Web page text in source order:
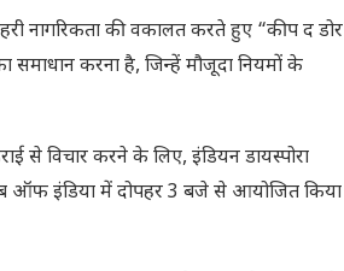
नागरिकता की वकालत करते हुए “कीप द डोर
समाधान करना है, जिन्हें मौजूदा नियमों के
से विचार करने के लिए, इंडियन डायस्पोरा
ऑफ इंडिया में दोपहर 3 बजे से आयोजित किया